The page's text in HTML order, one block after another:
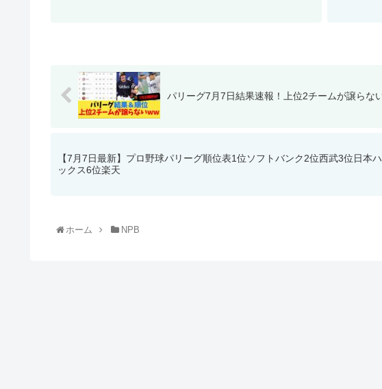
パリーグ7月7日結果速報！上位2チームが譲らな
【7月7日最新】プロ野球パリーグ順位表1位ソフトバンク2位西武3位日本
ックス6位楽天
ホーム NPB